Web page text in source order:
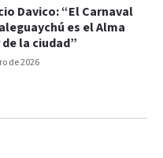
de 2026
Davico: “El Carnaval
es el Alma
la ciudad”